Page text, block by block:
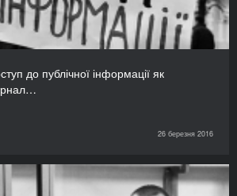
до публічної інформації як
26 березня 2016